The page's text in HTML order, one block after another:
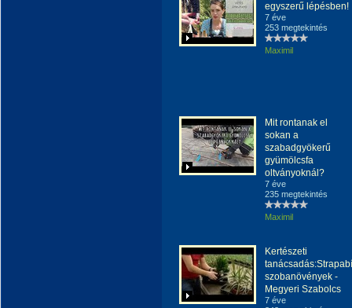
egyszerű lépésben!
7 éve
253 megtekintés
Maximil
Mit rontanak el
sokan a
szabadgyökerű
gyümölcsfa
oltványoknál?
7 éve
235 megtekintés
Maximil
Kertészeti
szobanövények -
Megyeri Szabolcs
7 éve